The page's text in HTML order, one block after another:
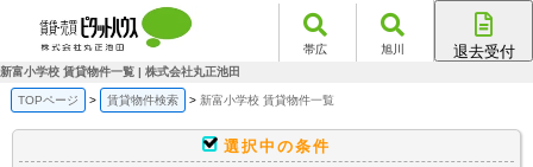
帯広 旭川 退去受付
新富小学校 賃貸物件一覧 | 株式会社丸正池田
TOPページ 賃貸物件検索 新富小学校 賃貸物件一覧
選択中の条件